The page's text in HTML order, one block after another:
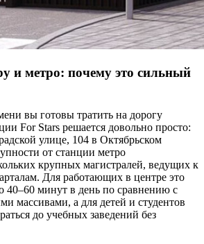
и метро: почему это сильный
вы готовы тратить на дорогу
For Stars решается довольно просто:
улице, 104 в Октябрьском
от станции метро
крупных магистралей, ведущих к
Для работающих в центре это
40–60 минут в день по сравнению с
массивами, а для детей и студентов
до учебных заведений без